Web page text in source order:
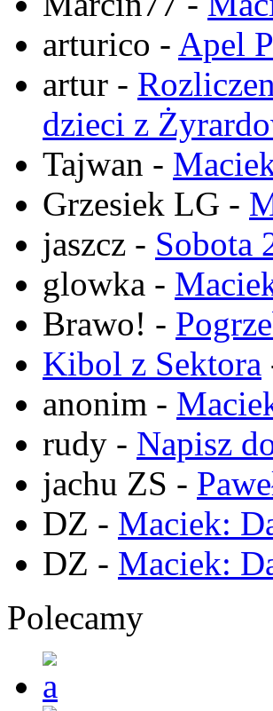
arturico - Apel
artur -
dzieci z
Tajwan -
Grzesiek LG -
jaszcz - Sobota
glowka -
Brawo! -
Kibol z Sektora
anonim -
rudy - Napisz
jachu ZS -
DZ - Maciek:
DZ - Maciek:
Polecamy